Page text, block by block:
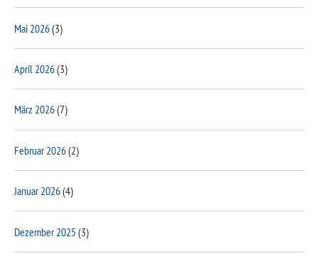
Mai 2026(3)
April 2026(3)
März 2026(7)
Februar 2026(2)
Januar 2026(4)
Dezember 2025 (3)